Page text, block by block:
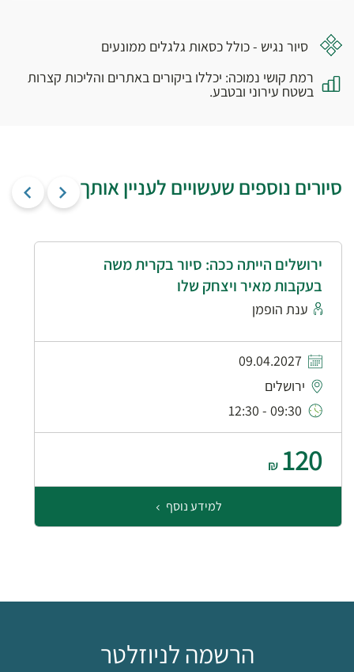
סיור נגיש - כולל כסאות גלגלים ממונעים
רמת קושי נמוכה: יכללו ביקורים באתרים והליכות קצרות
בשטח עירוני ובטבע.
סיורים נוספים שעשויים לעניין אותך
ירושלים הייתה ככה: סיור בקרית משה
בעקבות מאיר ויצחק שלו
ענת הופמן
09.04.2027
ירושלים
09:30 - 12:30
120
₪
למידע נוסף
הרשמה לניוזלטר